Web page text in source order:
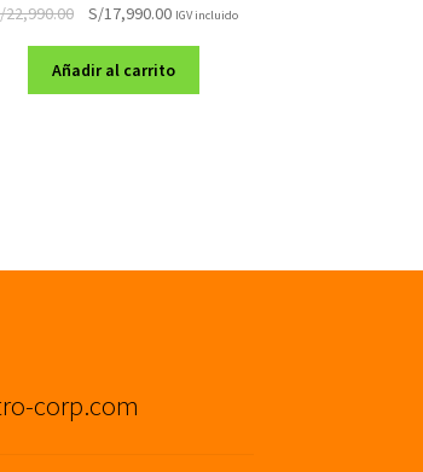
22,990.00
original
era:
S/17,990.00El
actual
es:
IGV incluido
Añadir al carrito
corp.com